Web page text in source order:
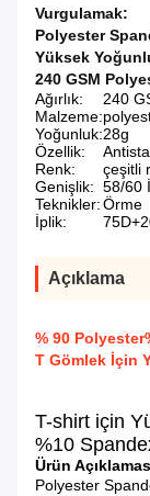
Vurgulamak:
Polyester
Yüksek
240 GSM
Ağırlık:
240
Malzeme:
Yoğunluk:28g
Özellik:
Renk:
çeşitli
Genişlik: 58/60
Teknikler:Örme
İplik:
Açıklama
% 90
T Gömlek İçin
T-shirt için
%10
Ürün
Polyester